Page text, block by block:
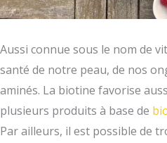
Aussi connue sous le nom de
santé de notre peau, de nos
aminés. La biotine favorise
plusieurs produits à base de
Par ailleurs, il est possible de